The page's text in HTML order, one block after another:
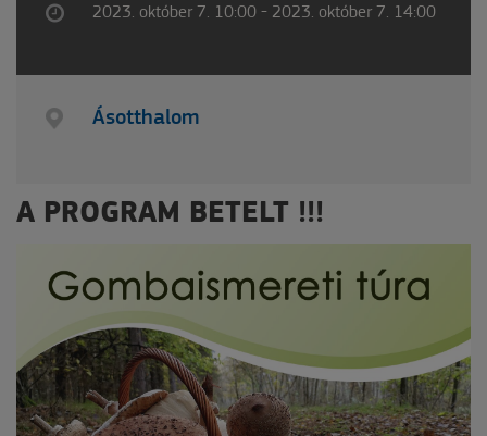
2023. október 7. 10:00 - 2023. október 7. 14:00
Ásotthalom
A PROGRAM BETELT !!!